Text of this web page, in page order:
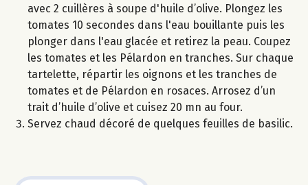
avec 2 cuillères à soupe d'huile d’olive. Plongez les
tomates 10 secondes dans l'eau bouillante puis les
plonger dans l'eau glacée et retirez la peau. Coupez
les tomates et les Pélardon en tranches. Sur chaque
tartelette, répartir les oignons et les tranches de
tomates et de Pélardon en rosaces. Arrosez d’un
trait d’huile d’olive et cuisez 20 mn au four.
Servez chaud décoré de quelques feuilles de basilic.